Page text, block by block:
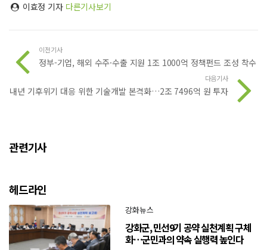
이효정 기자 다른기사보기
이전기사
정부-기업, 해외 수주·수출 지원 1조 1000억 정책펀드 조성 착수
다음기사
내년 기후위기 대응 위한 기술개발 본격화…2조 7496억 원 투자
관련기사
헤드라인
강화뉴스
강화군, 민선9기 공약 실천계획 구체
화…군민과의 약속 실행력 높인다